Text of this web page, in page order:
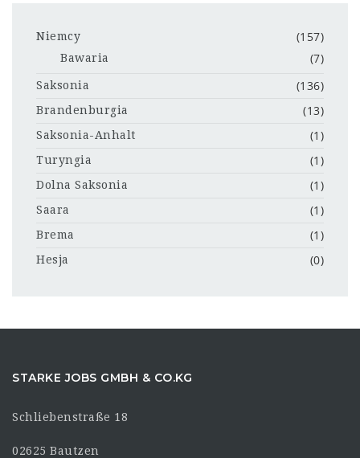
Niemcy (157)
Bawaria (7)
Saksonia (136)
Brandenburgia (13)
Saksonia-Anhalt (1)
Turyngia (1)
Dolna Saksonia (1)
Saara (1)
Brema (1)
Hesja (0)
STARKE JOBS GMBH & CO.KG
Schliebenstraße 18
02625 Bautzen